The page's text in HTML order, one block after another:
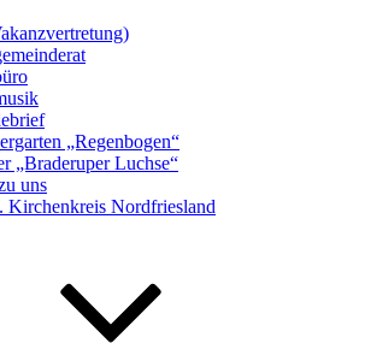
„Regenbogen“
„Braderuper Luchse“
uns
Kirchenkreis Nordfriesland